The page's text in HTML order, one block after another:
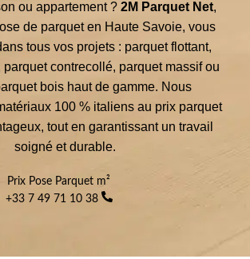
ou appartement ? 2M Parquet Net,
de parquet en Haute Savoie, vous
tous vos projets : parquet flottant,
parquet contrecollé, parquet massif ou
bois haut de gamme. Nous
100 % italiens au prix parquet
tout en garantissant un travail
soigné et durable.
+33 7 49 71 10 38
Prix Pose Parquet m²